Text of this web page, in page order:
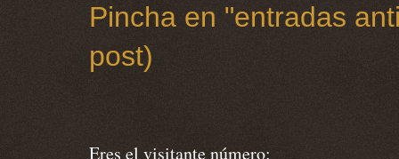
Pincha en "entradas
post)
Eres el visitante número: